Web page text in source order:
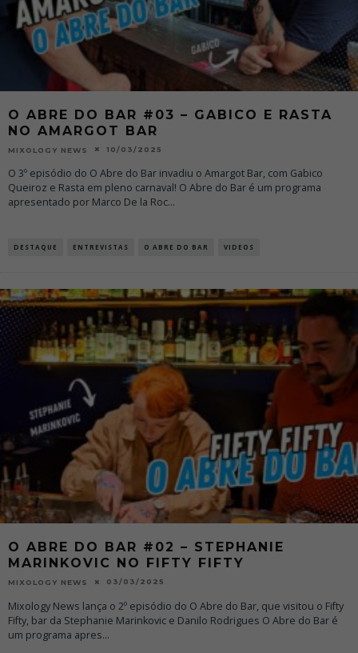
O ABRE DO BAR #03 – GABICO E RASTA
NO AMARGOT BAR
MIXOLOGY NEWS 10/03/2025
O 3º episódio do O Abre do Bar invadiu o Amargot Bar, com Gabico
Queiroz e Rasta em pleno carnaval! O Abre do Bar é um programa
apresentado por Marco De la Roc...
DESTAQUE ENTREVISTAS O ABRE DO BAR VIDEOS
O ABRE DO BAR #02 – STEPHANIE
MARINKOVIC NO FIFTY FIFTY
MIXOLOGY NEWS 03/03/2025
Mixology News lança o 2º episódio do O Abre do Bar, que visitou o Fifty
Fifty, bar da Stephanie Marinkovic e Danilo Rodrigues O Abre do Bar é
um programa apres...